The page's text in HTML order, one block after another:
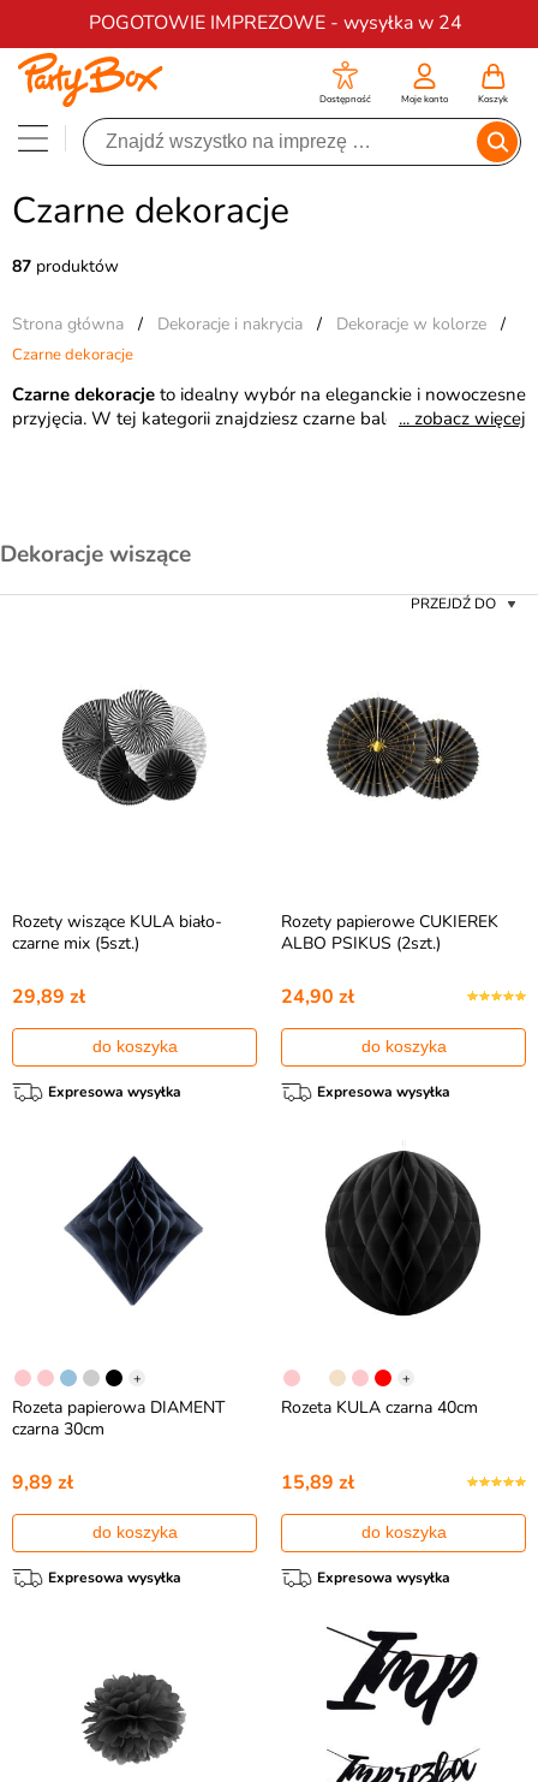
POGOTOWIE IMPREZOWE - wysyłka w 24
Darmowa dostawa na zamówienia od 200 zł
Dostępność Moje konto Koszyk
Czarne dekoracje
87 produktów
Strona główna / Dekoracje i nakrycia / Dekoracje w kolorze /
Czarne dekoracje
... zobacz więcej
Czarne dekoracje to idealny wybór na eleganckie i nowoczesne
przyjęcia. W tej kategorii znajdziesz czarne balony, girlandy,
kolorze czarnym.
PRZEJDŹ DO
Dekoracje wiszące
Rozety wiszące KULA biało-
czarne mix (5szt.)
29,89 zł
do koszyka
Expresowa wysyłka
Rozety papierowe CUKIEREK
ALBO PSIKUS (2szt.)
24,90 zł
do koszyka
Expresowa wysyłka
+
Rozeta papierowa DIAMENT
czarna 30cm
9,89 zł
do koszyka
Expresowa wysyłka
+
Rozeta KULA czarna 40cm
15,89 zł
do koszyka
Expresowa wysyłka